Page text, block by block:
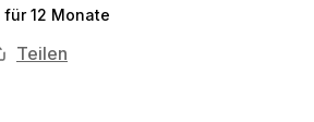
für 12 Monate
Teilen